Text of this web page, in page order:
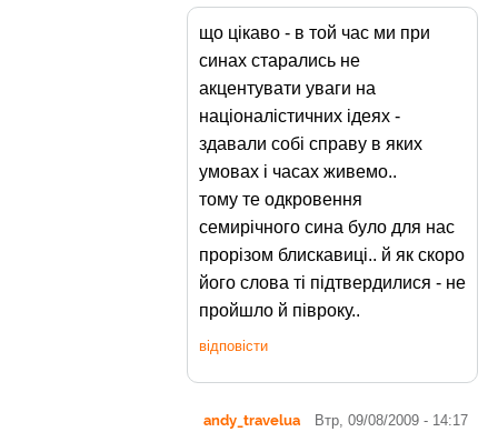
що цікаво - в той час ми при
синах старались не
акцентувати уваги на
націоналістичних ідеях -
здавали собі справу в яких
умовах і часах живемо..
тому те одкровення
семирічного сина було для нас
прорізом блискавиці.. й як скоро
його слова ті підтвердилися - не
пройшло й півроку..
відповісти
andy_travelua Втр, 09/08/2009 - 14:17